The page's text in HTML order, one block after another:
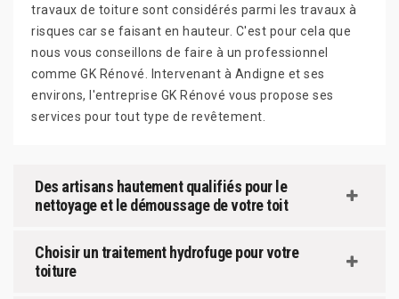
travaux de toiture sont considérés parmi les travaux à
risques car se faisant en hauteur. C'est pour cela que
nous vous conseillons de faire à un professionnel
comme GK Rénové. Intervenant à Andigne et ses
environs, l'entreprise GK Rénové vous propose ses
services pour tout type de revêtement.
Des artisans hautement qualifiés pour le
nettoyage et le démoussage de votre toit
Choisir un traitement hydrofuge pour votre
toiture